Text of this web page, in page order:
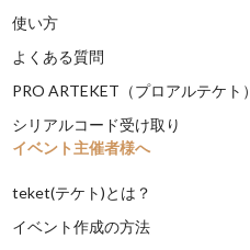
使い方
よくある質問
PRO ARTEKET（プロアルテケト）
シリアルコード受け取り
イベント主催者様へ
teket(テケト)とは？
イベント作成の方法